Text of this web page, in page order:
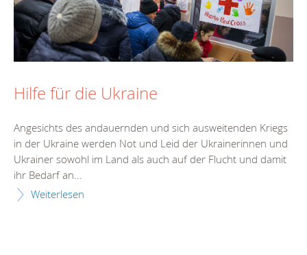
Hilfe für die Ukraine
Angesichts des andauernden und sich ausweitenden Kriegs
in der Ukraine werden Not und Leid der Ukrainerinnen und
Ukrainer sowohl im Land als auch auf der Flucht und damit
ihr Bedarf an...
Weiterlesen